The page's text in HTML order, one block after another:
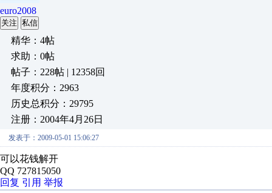
euro2008
关注 私信
精华：4帖
求助：0帖
帖子：228帖 | 12358回
年度积分：2963
历史总积分：29795
注册：2004年4月26日
发表于：2009-05-01 15:06:27
可以花钱解开
QQ 727815050
回复 引用 举报